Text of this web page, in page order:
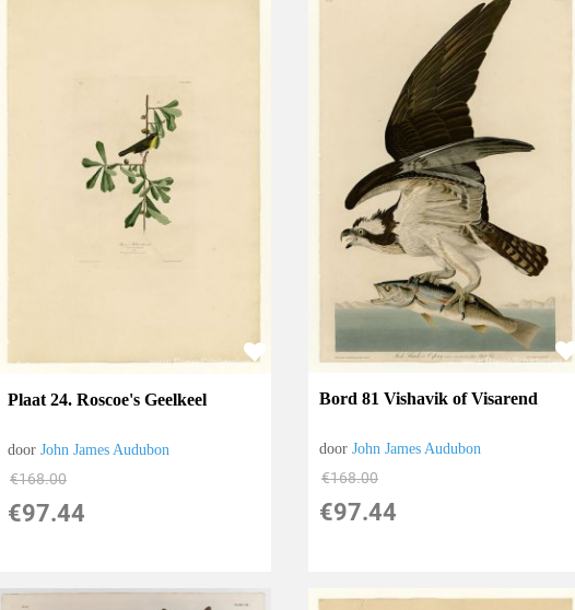
Plaat 24. Roscoe's Geelkeel
doorJohn James Audubon
€168.00
€97.44
Bord 81 Vishavik of Visarend
doorJohn James Audubon
€168.00
€97.44